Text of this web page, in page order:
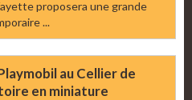
proposera une grande
...
au Cellier de
en miniature